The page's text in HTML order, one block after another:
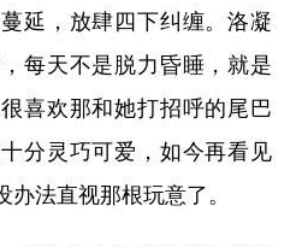
延，放肆四下纠缠。洛凝
每天不是脱力昏睡，就是
喜欢那和她打招呼的尾巴
分灵巧可爱，如今再看见
法直视那根玩意了。